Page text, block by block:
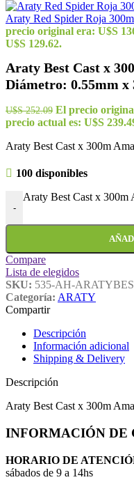
Araty Red Spider Roja
precio original era: U$S
U$S 129.62.
Araty Best Cast x
Diámetro: 0.55mm x
U$S252.09 El precio
precio actual es: U$S
Araty Best Cast x 300m
100 disponibles
-
Araty Best Cast x 300m
Compare
Lista de elegidos
SKU: 535-AH-
Categoría: ARATY
Compartir
Descripción
Información adicional
Shipping & Delivery
Descripción
Araty Best Cast x 300m
INFORMACIÓN DE
HORARIO DE
sábados de 9 a 14hs